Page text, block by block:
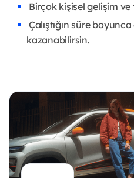
Birçok kişisel gelişim
Çalıştığın süre
kazanabilirsin.